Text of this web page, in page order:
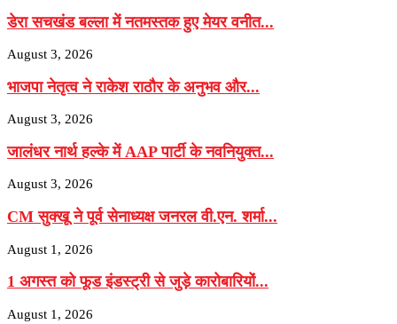
डेरा सचखंड बल्ला में नतमस्तक हुए मेयर वनीत...
August 3, 2026
भाजपा नेतृत्व ने राकेश राठौर के अनुभव और...
August 3, 2026
जालंधर नार्थ हल्के में AAP पार्टी के नवनियुक्त...
August 3, 2026
CM सुक्खू ने पूर्व सेनाध्यक्ष जनरल वी.एन. शर्मा...
August 1, 2026
1 अगस्त को फूड इंडस्ट्री से जुड़े कारोबारियों...
August 1, 2026